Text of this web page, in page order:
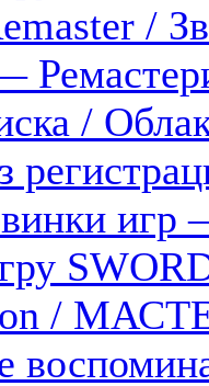
/
/
/